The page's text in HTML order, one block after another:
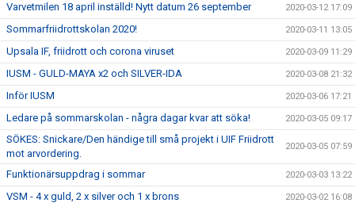
Varvetmilen 18 april inställd! Nytt datum 26 september 2020-03-12 17:09
Sommarfriidrottskolan 2020! 2020-03-11 13:05
Upsala IF, friidrott och corona viruset 2020-03-09 11:29
IUSM - GULD-MAYA x2 och SILVER-IDA 2020-03-08 21:32
Inför IUSM 2020-03-06 17:21
Ledare på sommarskolan - några dagar kvar att söka! 2020-03-05 09:17
SÖKES: Snickare/Den händige till små projekt i UIF Friidrott
mot arvordering.
2020-03-05 07:59
Funktionärsuppdrag i sommar 2020-03-03 13:22
VSM - 4 x guld, 2 x silver och 1 x brons 2020-03-02 16:08